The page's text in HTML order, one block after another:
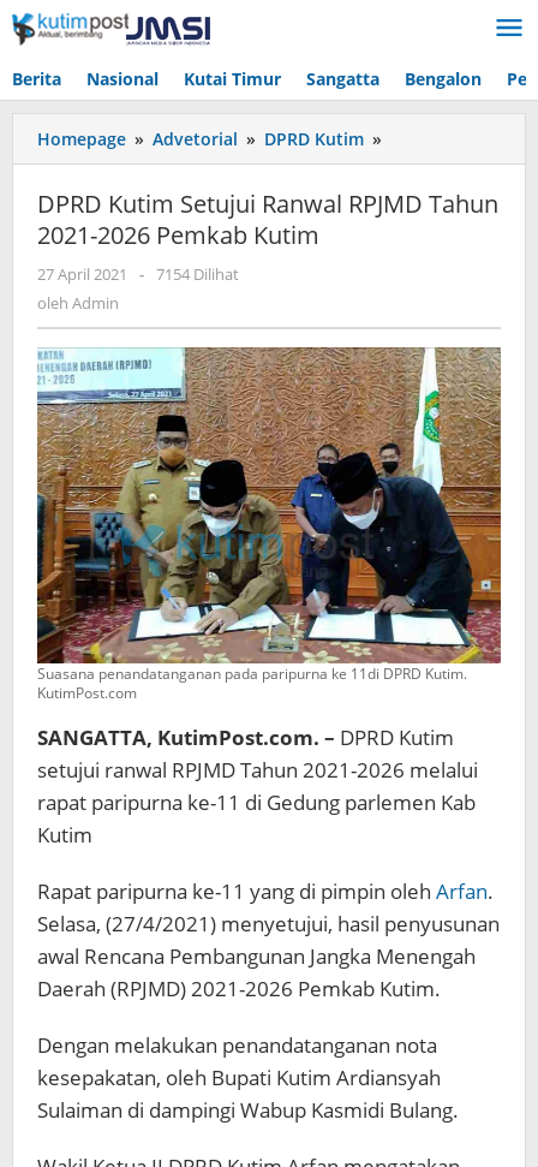
Lewati
ke
Berita Nasional Kutai Timur Sangatta Bengalon
Homepage » Advetorial » DPRD Kutim »
Kutim
Ranwal
Kutim
DPRD Kutim Setujui Ranwal RPJMD Tahun
2021-2026 Pemkab Kutim
27 April 2021
oleh
- 7154 Dilihat
oleh Admin
Suasana penandatanganan pada paripurna ke 11di DPRD Kutim.
KutimPost.com
SANGATTA, KutimPost.com. – DPRD Kutim
setujui ranwal RPJMD Tahun 2021-2026 melalui
rapat paripurna ke-11 di Gedung parlemen Kab
Kutim
Rapat paripurna ke-11 yang di pimpin oleh Arfan.
Selasa, (27/4/2021) menyetujui, hasil penyusunan
awal Rencana Pembangunan Jangka Menengah
Daerah (RPJMD) 2021-2026 Pemkab Kutim.
Dengan melakukan penandatanganan nota
kesepakatan, oleh Bupati Kutim Ardiansyah
Sulaiman di dampingi Wabup Kasmidi Bulang.